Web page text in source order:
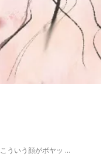
こういう顔がボヤッ …